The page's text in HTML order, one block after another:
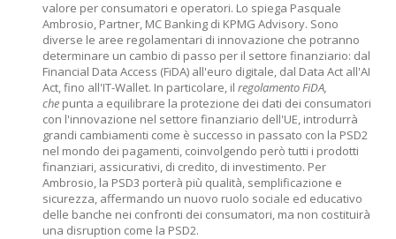
valore per consumatori e operatori. Lo spiega Pasquale
Ambrosio, Partner, MC Banking di KPMG Advisory. Sono
diverse le aree regolamentari di innovazione che potranno
determinare un cambio di passo per il settore finanziario: dal
Financial Data Access (FiDA) all'euro digitale, dal Data Act all'AI
Act, fino all'IT-Wallet. In particolare, il regolamento FiDA,
che punta a equilibrare la protezione dei dati dei consumatori
con l'innovazione nel settore finanziario dell'UE, introdurrà
grandi cambiamenti come è successo in passato con la PSD2
nel mondo dei pagamenti, coinvolgendo però tutti i prodotti
finanziari, assicurativi, di credito, di investimento. Per
Ambrosio, la PSD3 porterà più qualità, semplificazione e
sicurezza, affermando un nuovo ruolo sociale ed educativo
delle banche nei confronti dei consumatori, ma non costituirà
una disruption come la PSD2.